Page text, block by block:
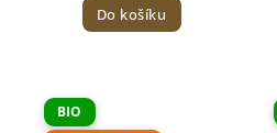
Do košíku
BIO